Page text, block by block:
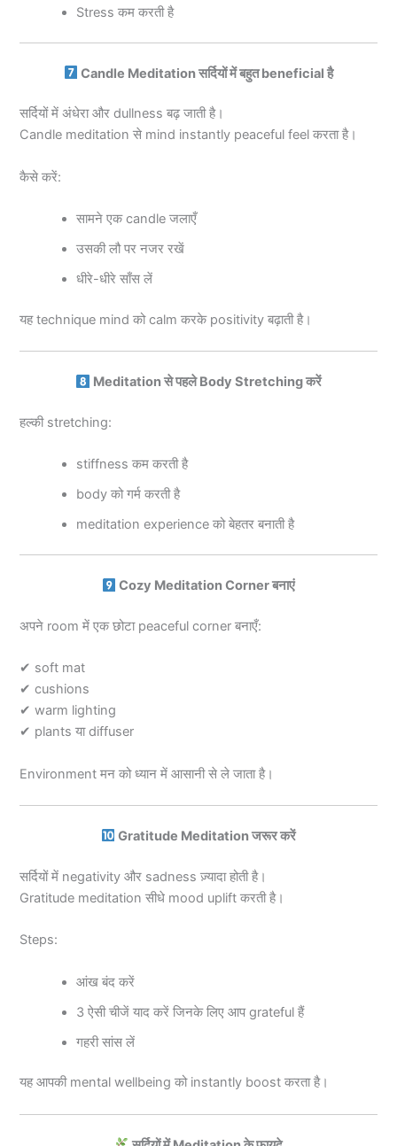
Stress कम करती है
Candle Meditation सर्दियों में बहुत beneficial है
सर्दियों में अंधेरा और dullness बढ़ जाती है।
Candle meditation से mind instantly peaceful feel करता है।
कैसे करें:
सामने एक candle जलाएँ
उसकी लौ पर नजर रखें
धीरे-धीरे साँस लें
यह technique mind को calm करके positivity बढ़ाती है।
Meditation से पहले Body Stretching करें
हल्की stretching:
stiffness कम करती है
body को गर्म करती है
meditation experience को बेहतर बनाती है
Cozy Meditation Corner बनाएं
अपने room में एक छोटा peaceful corner बनाएँ:
✔ soft mat
✔ cushions
✔ warm lighting
✔ plants या diffuser
Environment मन को ध्यान में आसानी से ले जाता है।
Gratitude Meditation जरूर करें
सर्दियों में negativity और sadness ज़्यादा होती है।
Gratitude meditation सीधे mood uplift करती है।
Steps:
आंख बंद करें
3 ऐसी चीजें याद करें जिनके लिए आप grateful हैं
गहरी सांस लें
यह आपकी mental wellbeing को instantly boost करता है।